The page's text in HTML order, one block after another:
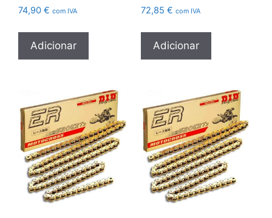
74,90 € com IVA
Adicionar
72,85 € com IVA
Adicionar